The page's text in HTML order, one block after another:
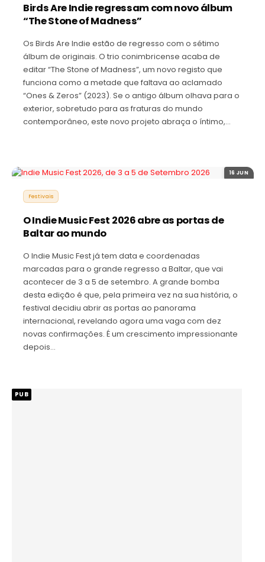
Birds Are Indie regressam com novo álbum
“The Stone of Madness”
Os Birds Are Indie estão de regresso com o sétimo
álbum de originais. O trio conimbricense acaba de
editar “The Stone of Madness”, um novo registo que
funciona como a metade que faltava ao aclamado
“Ones & Zeros” (2023). Se o antigo álbum olhava para o
exterior, sobretudo para as fraturas do mundo
contemporâneo, este novo projeto abraça o íntimo,…
16 JUN
Festivais
O Indie Music Fest 2026 abre as portas de
Baltar ao mundo
O Indie Music Fest já tem data e coordenadas
marcadas para o grande regresso a Baltar, que vai
acontecer de 3 a 5 de setembro. A grande bomba
desta edição é que, pela primeira vez na sua história, o
festival decidiu abrir as portas ao panorama
internacional, revelando agora uma vaga com dez
novas confirmações. É um crescimento impressionante
depois…
PUB